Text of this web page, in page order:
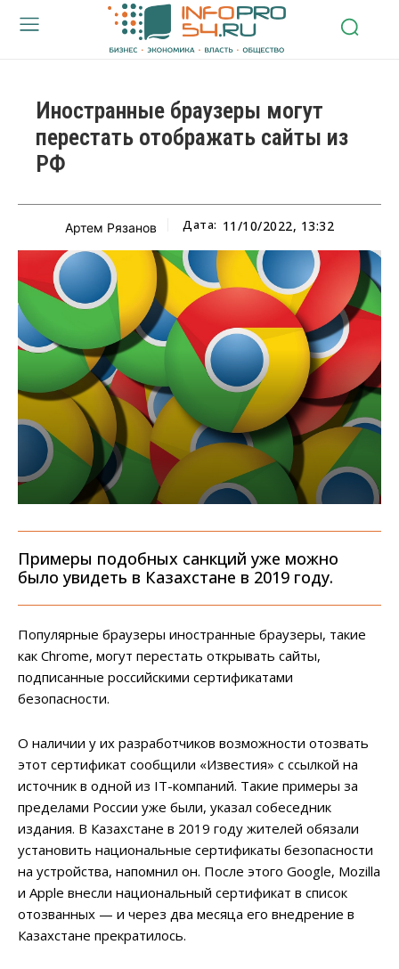
Иностранные браузеры могут
перестать отображать сайты из
РФ
Артем Рязанов Дата: 11/10/2022, 13:32
Примеры подобных санкций уже можно
было увидеть в Казахстане в 2019 году.
Популярные браузеры иностранные браузеры, такие
как Chrome, могут перестать открывать сайты,
подписанные российскими сертификатами
безопасности.
О наличии у их разработчиков возможности отозвать
этот сертификат сообщили «Известия» с ссылкой на
источник в одной из IT-компаний. Такие примеры за
пределами России уже были, указал собеседник
издания. В Казахстане в 2019 году жителей обязали
установить национальные сертификаты безопасности
на устройства, напомнил он. После этого Google, Mozilla
и Apple внесли национальный сертификат в список
отозванных — и через два месяца его внедрение в
Казахстане прекратилось.